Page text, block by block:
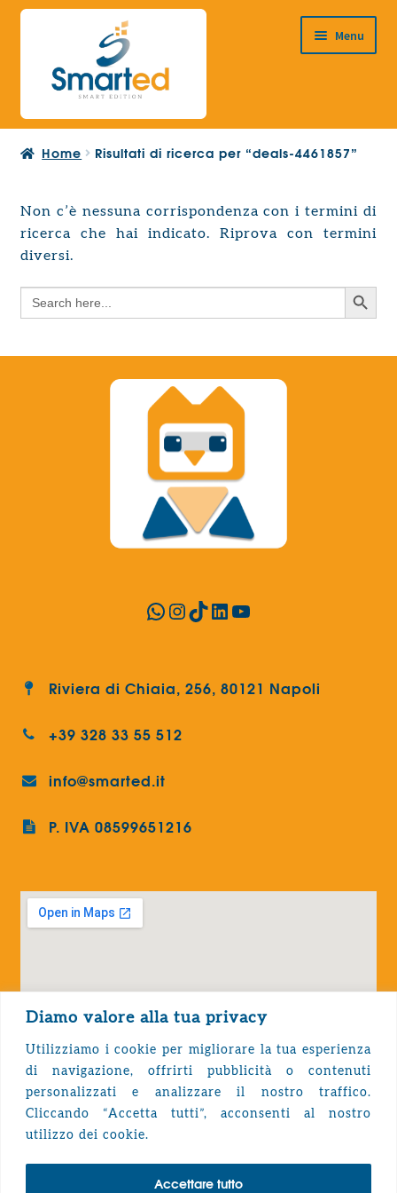
Diamo valore alla tua privacy
Utilizziamo i cookie per migliorare la tua esperienza
di navigazione, offrirti pubblicità o contenuti
personalizzati e analizzare il nostro traffico.
Cliccando “Accetta tutti”, acconsenti al nostro
utilizzo dei cookie.
Accettare tutto
Vai
navigazione
Vai
contenuto
Menu
HOME
PRODOTTI
Espandi
il
child
PROGETTAZIONE EUROPEA
menu
child
Search
Home Risultati di ricerca per “deals-4461857”
Non c’è nessuna corrispondenza con i termini di
ricerca che hai indicato. Riprova con termini
diversi.
Search
for:
Search Button
WhatsApp
Instagram
TikTok
LinkedIn
YouTube
Riviera di Chiaia, 256, 80121 Napoli
+39 328 33 55 512
info@smarted.it
P. IVA 08599651216
Privacy Policy